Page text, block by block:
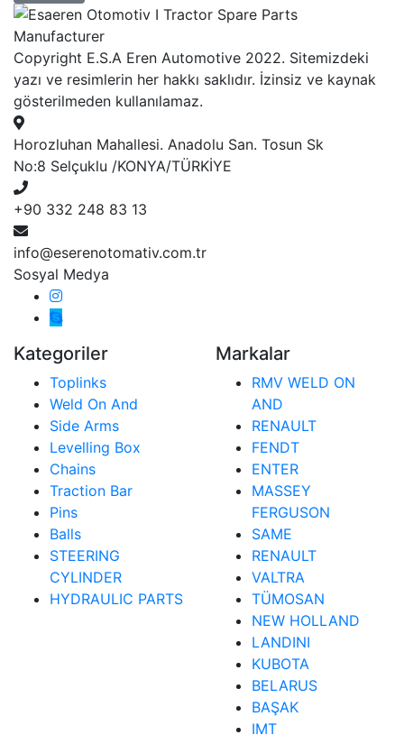
Copyright E.S.A Eren Automotive 2022. Sitemizdeki
yazı ve resimlerin her hakkı saklıdır. İzinsiz ve kaynak
gösterilmeden kullanılamaz.
Horozluhan Mahallesi. Anadolu San. Tosun Sk
No:8 Selçuklu /KONYA/TÜRKİYE
+90 332 248 83 13
info@eserenotomativ.com.tr
Sosyal Medya
Kategoriler
Toplinks
Weld On And
Side Arms
Levelling Box
Chains
Traction Bar
Pins
Balls
STEERING
CYLINDER
HYDRAULIC PARTS
Markalar
RMV WELD ON
AND
RENAULT
FENDT
ENTER
MASSEY
FERGUSON
SAME
RENAULT
VALTRA
TÜMOSAN
NEW HOLLAND
LANDINI
KUBOTA
BELARUS
BAŞAK
IMT